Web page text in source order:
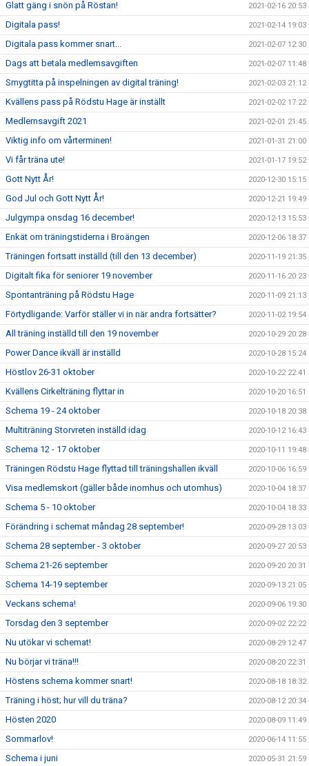
Glatt gäng i snön på Röstan! 2021-02-16 20:53
Digitala pass! 2021-02-14 19:03
Digitala pass kommer snart... 2021-02-07 12:30
Dags att betala medlemsavgiften 2021-02-07 11:48
Smygtitta på inspelningen av digital träning! 2021-02-03 21:12
Kvällens pass på Rödstu Hage är inställt 2021-02-02 17:22
Medlemsavgift 2021 2021-02-01 21:45
Viktig info om vårterminen! 2021-01-31 21:00
Vi får träna ute! 2021-01-17 19:52
Gott Nytt År! 2020-12-30 15:15
God Jul och Gott Nytt År! 2020-12-21 19:49
Julgympa onsdag 16 december! 2020-12-13 15:53
Enkät om träningstiderna i Broängen 2020-12-06 18:37
Träningen fortsatt inställd (till den 13 december) 2020-11-19 21:35
Digitalt fika för seniorer 19 november 2020-11-16 20:23
Spontanträning på Rödstu Hage 2020-11-09 21:13
Förtydligande: Varför ställer vi in när andra fortsätter? 2020-11-02 19:54
All träning inställd till den 19 november 2020-10-29 20:28
Power Dance ikväll är inställd 2020-10-28 15:24
Höstlov 26-31 oktober 2020-10-22 22:41
Kvällens Cirkelträning flyttar in 2020-10-20 16:51
Schema 19 - 24 oktober 2020-10-18 20:38
Multiträning Storvreten inställd idag 2020-10-12 16:43
Schema 12 - 17 oktober 2020-10-11 19:48
Träningen Rödstu Hage flyttad till träningshallen ikväll 2020-10-06 16:59
Visa medlemskort (gäller både inomhus och utomhus) 2020-10-04 18:37
Schema 5 - 10 oktober 2020-10-04 18:33
Förändring i schemat måndag 28 september! 2020-09-28 13:03
Schema 28 september - 3 oktober 2020-09-27 20:53
Schema 21-26 september 2020-09-20 20:31
Schema 14-19 september 2020-09-13 21:05
Veckans schema! 2020-09-06 19:30
Torsdag den 3 september 2020-09-02 22:22
Nu utökar vi schemat! 2020-08-29 12:47
Nu börjar vi träna!!! 2020-08-20 22:31
Höstens schema kommer snart! 2020-08-18 18:32
Träning i höst; hur vill du träna? 2020-08-12 20:34
Hösten 2020 2020-08-09 11:49
Sommarlov! 2020-06-14 11:55
Schema i juni 2020-05-31 21:59